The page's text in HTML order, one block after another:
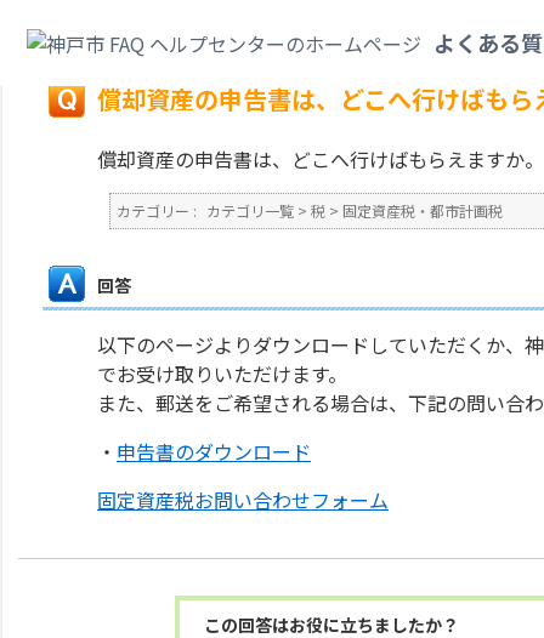
よくある
戻る
償却資産の申告書は、どこへ行けばもら
償却資産の申告書は、どこへ行けばもらえますか。
カテゴリー : カテゴリ一覧 > 税 > 固定資産税・都市計画税
回答
以下のページよりダウンロードしていただくか、
でお受け取りいただけます。
また、郵送をご希望される場合は、下記の問い合
・ 申告書のダウンロード
固定資産税お問い合わせフォーム
この回答はお役に立ちましたか？